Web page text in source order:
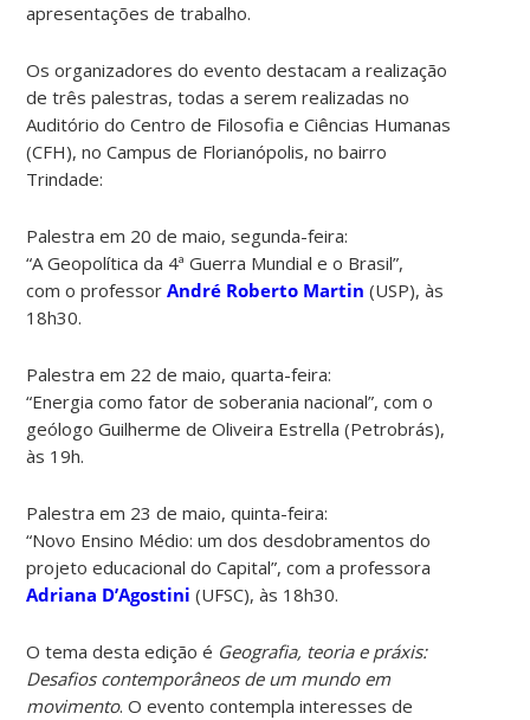
apresentações de trabalho.
Os organizadores do evento destacam a realização
de três palestras, todas a serem realizadas no
Auditório do Centro de Filosofia e Ciências Humanas
(CFH), no Campus de Florianópolis, no bairro
Trindade:
Palestra em 20 de maio, segunda-feira:
“A Geopolítica da 4ª Guerra Mundial e o Brasil”,
com o professorAndré Roberto Martin (USP), às
18h30.
Palestra em 22 de maio, quarta-feira:
“Energia como fator de soberania nacional”, com o
geólogo Guilherme de Oliveira Estrella (Petrobrás),
às 19h.
Palestra em 23 de maio, quinta-feira:
“Novo Ensino Médio: um dos desdobramentos do
projeto educacional do Capital”, com a professora
Adriana D’Agostini (UFSC), às 18h30.
O tema desta edição é Geografia, teoria e práxis:
Desafios contemporâneos de um mundo em
movimento. O evento contempla interesses de